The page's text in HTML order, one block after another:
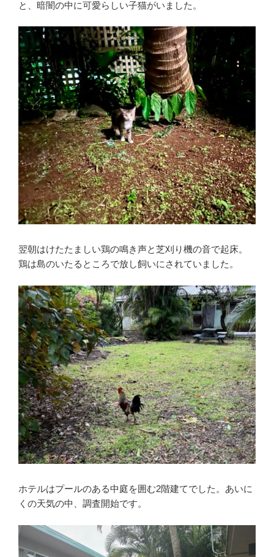
と、暗闇の中に可愛らしい子猫がいました。
翌朝はけたたましい鶏の鳴き声と芝刈り機の音で起床。
鶏は島のいたるところで放し飼いにされていました。
ホテルはプールのある中庭を囲む2階建てでした。あいに
くの天気の中、調査開始です。